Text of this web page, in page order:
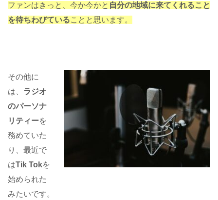
ファンはきっと、今か今かと 自分の地域に来てくれること
を待ちわびていることと思います。
その他に
は、 ラジオ
のパーソナ
リティーを
務めていた
り、最近で
はTik Tokを
始められた
みたいです。